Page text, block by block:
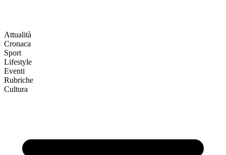
Attualità
Cronaca
Sport
Lifestyle
Eventi
Rubriche
Cultura